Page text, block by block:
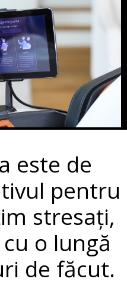
este de
pentru
stresați,
o lungă
de făcut.